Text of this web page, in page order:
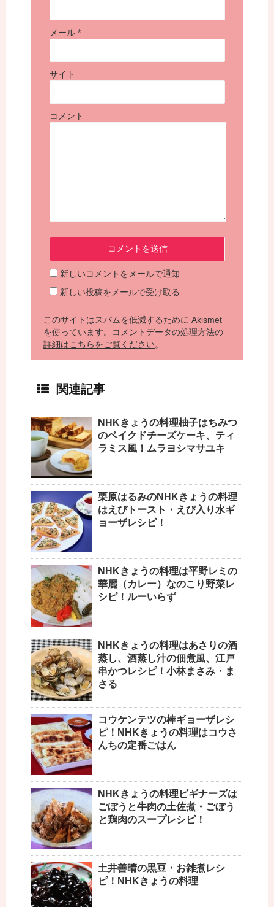
メール *
サイト
コメント
新しいコメントをメールで通知
新しい投稿をメールで受け取る
このサイトはスパムを低減するために Akismet
を使っています。
コメントデータの処理方法の
詳細はこちらをご覧ください。
関連記事
NHKきょうの料理柚子はちみつ
のベイクドチーズケーキ、ティ
ラミス風！ムラヨシマサユキ
栗原はるみのNHKきょうの料理
はえびトースト・えび入り水ギ
ョーザレシピ！
NHKきょうの料理は平野レミの
華麗（カレー）なのこり野菜レ
シピ！ルーいらず
NHKきょうの料理はあさりの酒
蒸し、酒蒸し汁の佃煮風、江戸
串かつレシピ！小林まさみ・ま
さる
コウケンテツの棒ギョーザレシ
ピ！NHKきょうの料理はコウさ
んちの定番ごはん
NHKきょうの料理ビギナーズは
ごぼうと牛肉の土佐煮・ごぼう
と鶏肉のスープレシピ！
土井善晴の黒豆・お雑煮レシ
ピ！NHKきょうの料理